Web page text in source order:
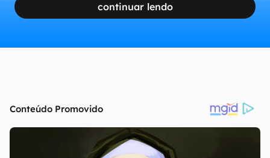
continuar lendo